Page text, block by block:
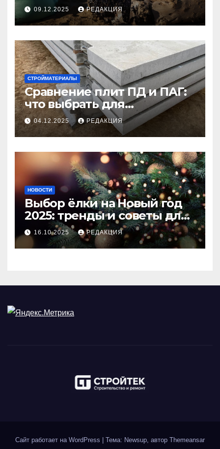
09.12.2025 РЕДАКЦИЯ
СТРОЙМАТЕРИАЛЫ
Сравнение плит ПД и ПАГ:
что выбрать для
долговечного и прочного
покрытия
04.12.2025 РЕДАКЦИЯ
НОВОСТИ
Выбор ёлки на Новый год
2025: тренды и советы для
идеального праздника
16.10.2025 РЕДАКЦИЯ
Сайт работает на WordPress Тема: Newsup, автор Themeansar